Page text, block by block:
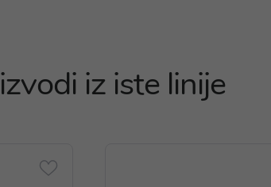
iz iste linije